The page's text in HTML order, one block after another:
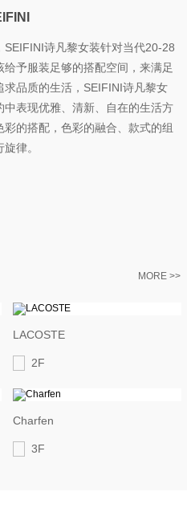
诗凡黎女装针对当代20-28
予服装足够的搭配空间，来满足
品质的生活，SEIFINI诗凡黎女
表现优雅、清新、自在的生活方
的搭配，色彩的融合、款式的组
律。
MORE >>
LACOSTE
2F
Charfen
3F